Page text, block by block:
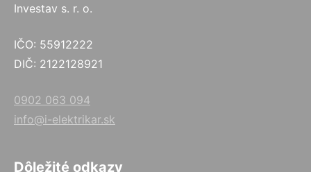
Investav s. r. o.
IČO: 55912222
DIČ: 2122128921
0902 063 094
info@i-elektrikar.sk
Dôležité odkazy